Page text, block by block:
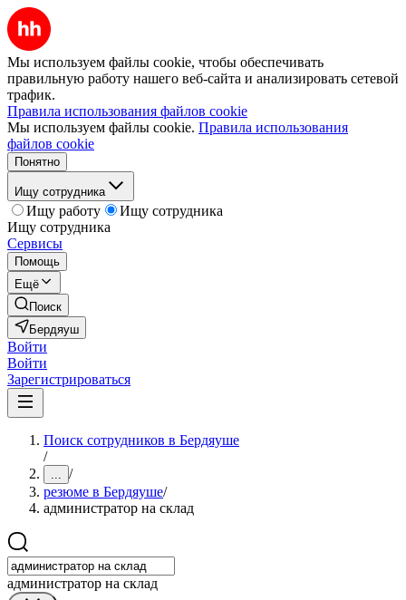
Мы используем файлы cookie, чтобы обеспечивать
правильную работу нашего веб-сайта и анализировать сетевой
трафик.
Правила использования файлов cookie
Мы используем файлы cookie. Правила использования
файлов cookie
Понятно
Ищу сотрудника
Ищу работу
Ищу сотрудника
Ищу сотрудника
Сервисы
Помощь
Ещё
Поиск
Бердяуш
Войти
Войти
Зарегистрироваться
Поиск сотрудников в Бердяуше
/
... /
резюме в Бердяуше/
администратор на склад
администратор на склад